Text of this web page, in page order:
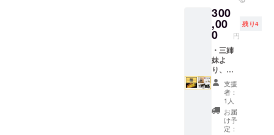
どちら
かを選
べま
す。 ・
カフェ
壁面に
お名前
掲載
※掲載期
間に限
りはご
ざいま
せん。
限：
2023年
8月～
2024年
1月）
※ス
イー
ツ・ド
リンク
チケッ
トはど
ちらも1
枚で単
※ス
モー
キーグ
リーン/
スモー
キーピ
ンクの
どちら
かを選
べま
す。 ・
カフェ
スイー
300
,00
0 円
残り4
・三姉
妹よ
り、感
謝の気
持ちを
込めた
御礼
メール
・限定
支援
者：
1人
お届
け予
定：